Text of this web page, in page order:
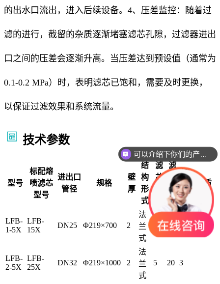
的出水口流出，进入后续设备。4、压差监控：随着过
滤的进行，截留的杂质逐渐堵塞滤芯孔隙，过滤器进出
口之间的压差会逐渐升高。当压差达到预设值（通常为
0.1-0.2 MPa）时，表明滤芯已饱和，需要及时更换，
以保证过滤效果和系统流量。
技术参数
型号
标配熔
喷滤芯
型号
进出口
管径
规格
壁
厚
结
构
形
式
滤
芯
滤
芯
尺
寸
流
量
t/h
材质
LFB-
1-5X
LFB-
15X
DN25 Φ219×700 2
法
兰
式
10 1.5
LFB-
2-5X
LFB-
25X
DN32 Φ219×1000 2
法
兰
式
5 20 3
可以介绍下你们的产品么